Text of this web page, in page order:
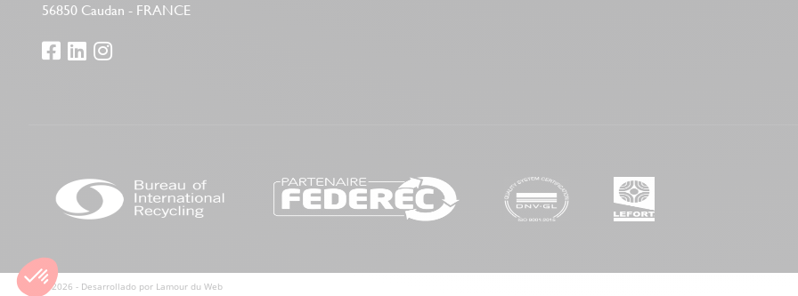
56850 Caudan - FRANCE
© 2026 - Desarrollado por Lamour du Web